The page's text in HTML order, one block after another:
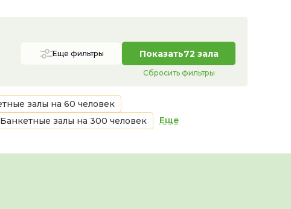
Еще фильтры Показать72 зала
Сбросить фильтры
залы на 60 человек
Банкетные залы на 300 человек Еще